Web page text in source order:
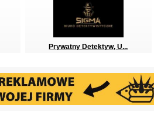
Prywatny Detektyw, U...